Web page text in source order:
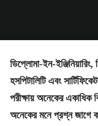
ডিপ্লোমা-ইন-
হসপিটালিটি এবং
পরীক্ষায় অনেকের
অনেকের মনে প্রশ্ন জাগে